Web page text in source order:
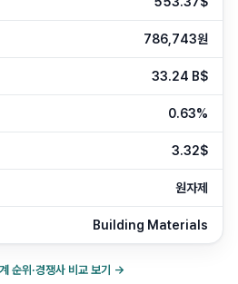
786,743원
33.24 B$
0.63%
3.32$
원자제
Building Materials
순위·경쟁사 비교 보기 →